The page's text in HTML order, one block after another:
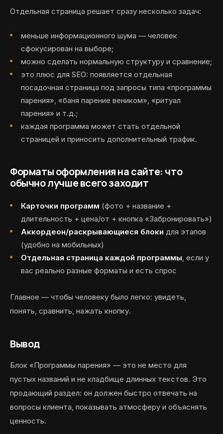
Отдельная страница решает сразу несколько задач:
меньше информационного шума — человек
сфокусирован на выборе;
можно сделать нормальную структуру и сравнение;
это плюс для SEO: появляется отдельная
посадочная страница под запросы типа «программы
парения», «баня парение веником», «ритуал
парения» и т.д.;
каждая программа может стать отдельной
страницей и приносить дополнительный трафик.
Форматы оформления на сайте: что
обычно лучше всего заходит
Карточки программ (фото + название +
длительность + цена/от + кнопка «Забронировать»)
Аккордеон/раскрывающиеся блоки для этапов
(удобно на мобильных)
Отдельная страница каждой программы, если у
вас реально разные форматы и есть спрос
Главное — чтобы человеку было легко: увидеть,
понять, сравнить, нажать кнопку.
Вывод
Блок «Программы парения» — это не место для
пустых названий и не кладбище длинных текстов. Это
продающий раздел: он должен быстро отвечать на
вопросы клиента, показывать атмосферу и объяснять
ценность.